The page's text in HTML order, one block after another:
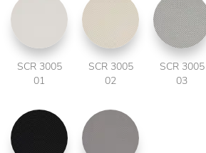
SCR 3005
01
SCR 3005
02
SCR 3005
03